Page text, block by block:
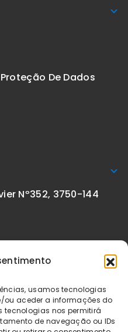
usamos tecnologias
ou aceder a informações do
tecnologias nos permitirá
de navegação ou IDs
De Dados
Nº352, 3750-144
taxa legal em vigor. Todos